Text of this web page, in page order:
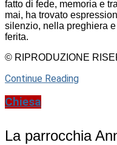
fatto di fede, memoria e
mai, ha trovato
silenzio, nella preghiera
ferita.
© RIPRODUZIONE
Continue Reading
Chiesa
La parrocchia